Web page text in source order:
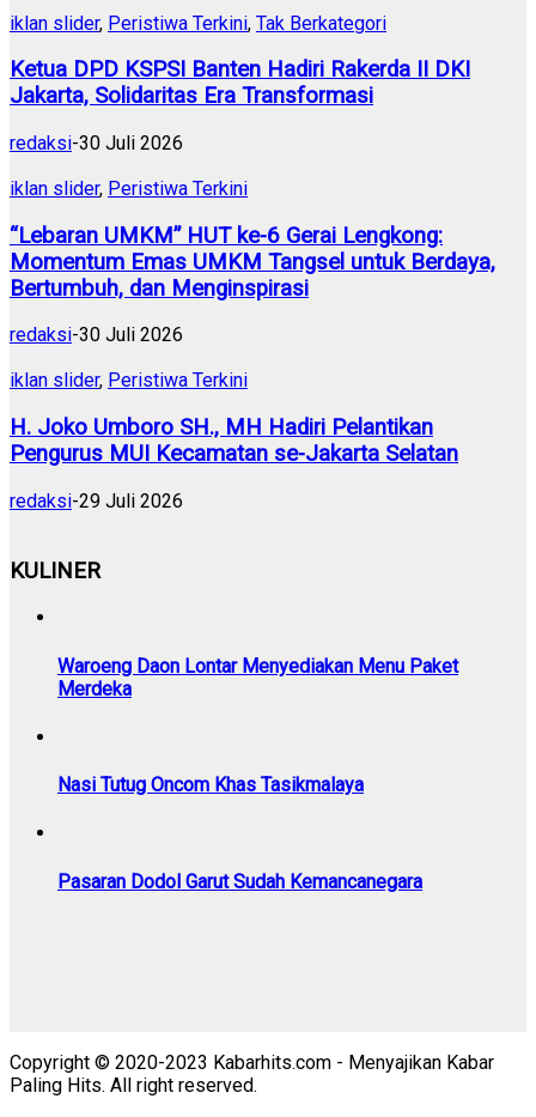
iklan slider, Peristiwa Terkini, Tak Berkategori
Ketua DPD KSPSI Banten Hadiri Rakerda II DKI
Jakarta, Solidaritas Era Transformasi
redaksi-30 Juli 2026
iklan slider, Peristiwa Terkini
“Lebaran UMKM” HUT ke-6 Gerai Lengkong:
Momentum Emas UMKM Tangsel untuk Berdaya,
Bertumbuh, dan Menginspirasi
redaksi-30 Juli 2026
iklan slider, Peristiwa Terkini
H. Joko Umboro SH., MH Hadiri Pelantikan
Pengurus MUI Kecamatan se-Jakarta Selatan
redaksi-29 Juli 2026
KULINER
Waroeng Daon Lontar Menyediakan Menu Paket
Merdeka
Nasi Tutug Oncom Khas Tasikmalaya
Pasaran Dodol Garut Sudah Kemancanegara
Copyright © 2020-2023 Kabarhits.com - Menyajikan Kabar
Paling Hits. All right reserved.